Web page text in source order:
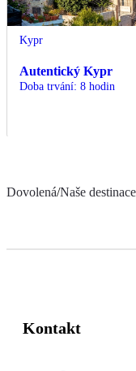
Kypr
Autentický Kypr
Doba trvání: 8 hodin
Dovolená/Naše destinace
Kontakt